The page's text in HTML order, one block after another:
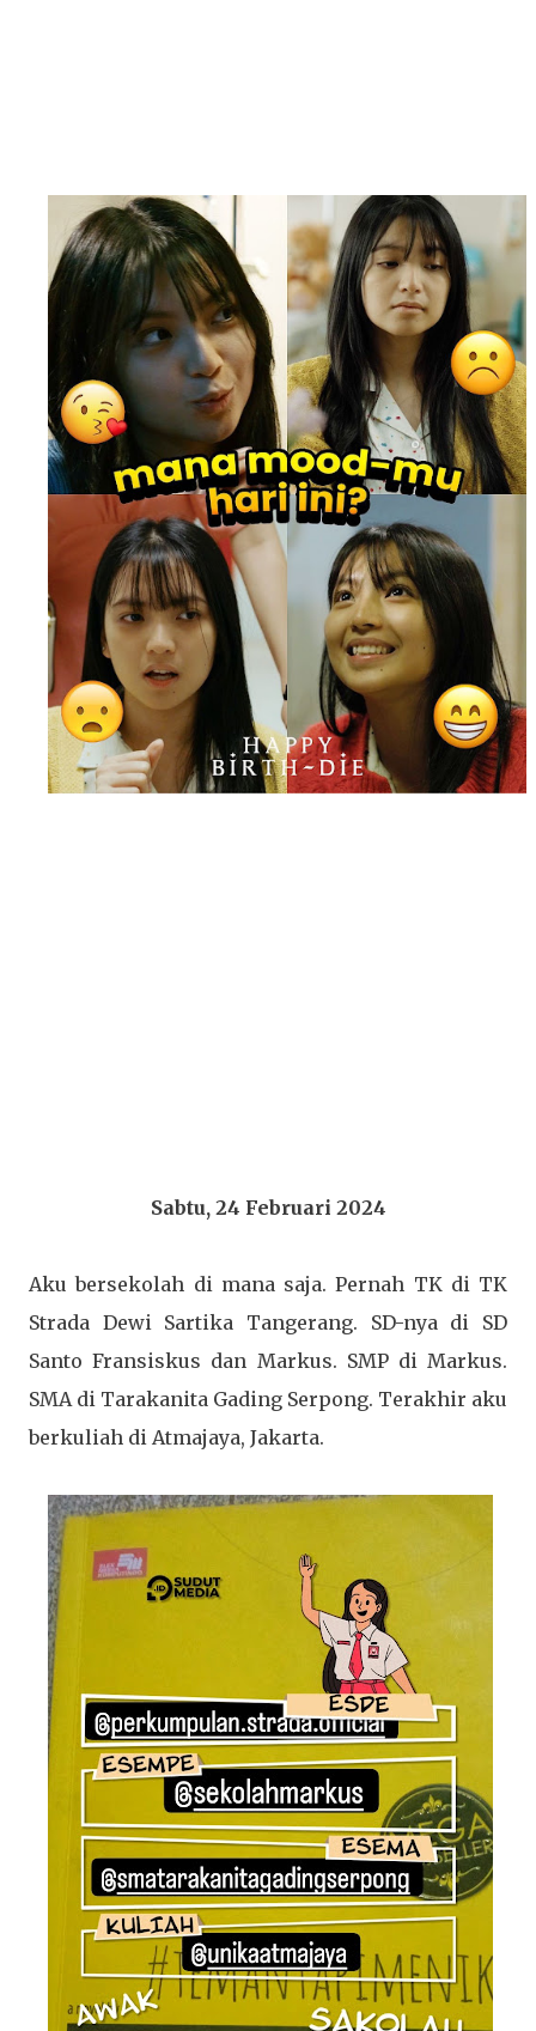
Sabtu, 24 Februari 2024
Aku bersekolah di mana saja. Pernah TK di TK
Strada Dewi Sartika Tangerang. SD-nya di SD
Santo Fransiskus dan Markus. SMP di Markus.
SMA di Tarakanita Gading Serpong. Terakhir aku
berkuliah di Atmajaya, Jakarta.